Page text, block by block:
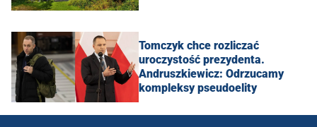
Tomczyk chce rozliczać
uroczystość prezydenta.
Andruszkiewicz: Odrzucamy
kompleksy pseudoelity